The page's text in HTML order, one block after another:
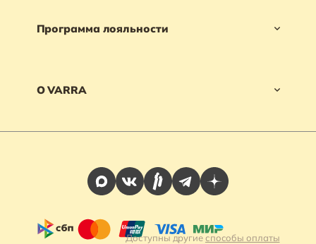
Программа лояльности
О VARRA
Доступны другиеспособы оплаты